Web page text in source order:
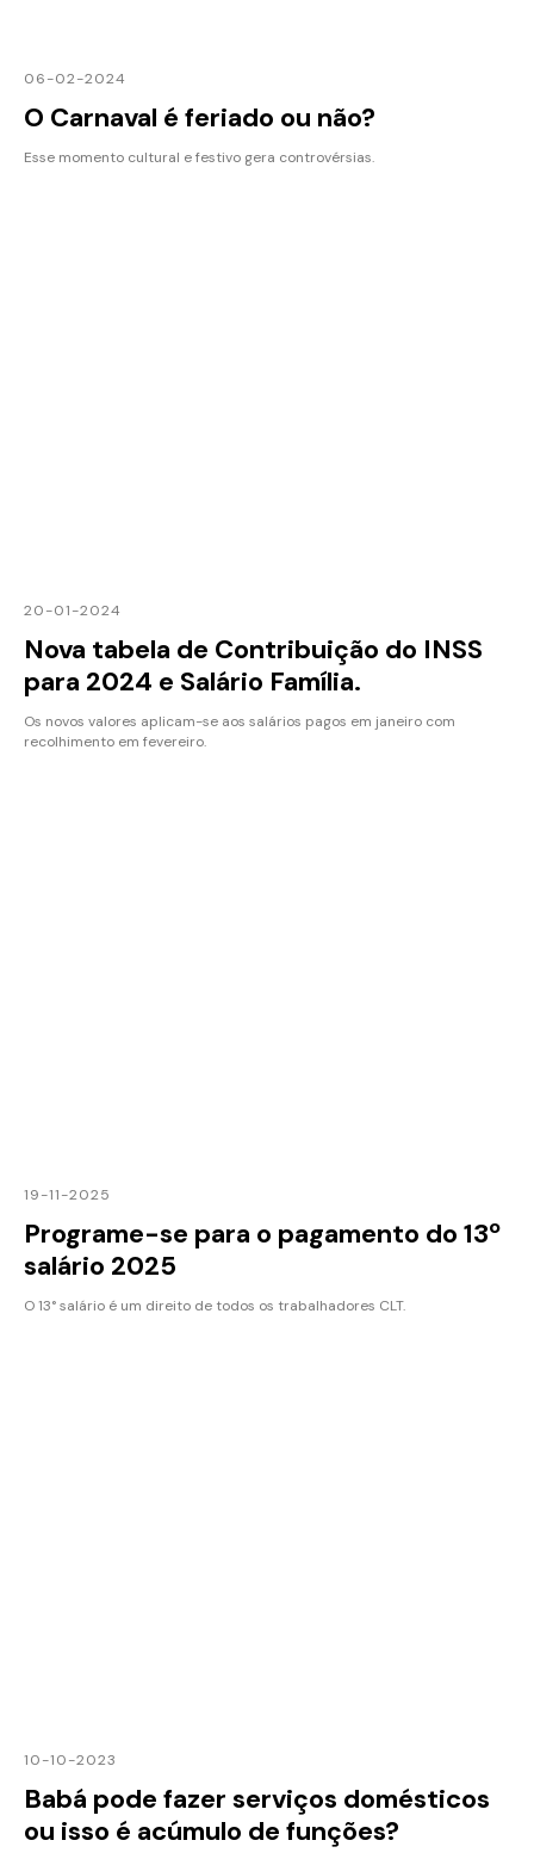
06-02-2024
O Carnaval é feriado ou não?
Esse momento cultural e festivo gera controvérsias.
20-01-2024
Nova tabela de Contribuição do INSS
para 2024 e Salário Família.
Os novos valores aplicam-se aos salários pagos em janeiro com
recolhimento em fevereiro.
19-11-2025
Programe-se para o pagamento do 13º
salário 2025
O 13° salário é um direito de todos os trabalhadores CLT.
10-10-2023
Babá pode fazer serviços domésticos
ou isso é acúmulo de funções?